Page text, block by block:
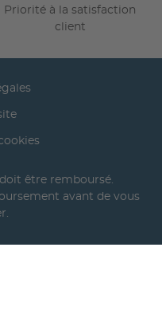
Priorité à la satisfaction
client
être remboursé.
avant de vous